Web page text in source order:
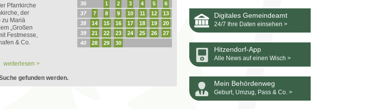
Pfarrkirche
der
zu Mariä
„Großen
Festmesse,
& Co.
weiterlesen >
36
1 2 3 4 5
6
37
7 8 9 10 11 12
13
38
14 15 16 17 18 19
20
39
21 22 23 24 25 26
27
40
28 29 30
gefunden werden.
Digitales Gemeindeamt
24/7 Ihre Daten einsehen >
Hitzendorf-App
Alle News auf einen Wisch >
Mein Behördenweg
Geburt, Umzug, Pass & Co. >